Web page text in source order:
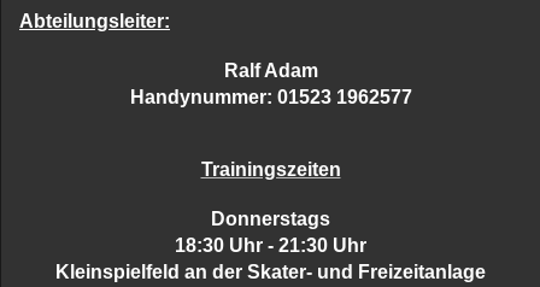
Abteilungsleiter:
Ralf Adam
Handynummer: 01523 1962577
Trainingszeiten
Donnerstags
18:30 Uhr - 21:30 Uhr
Kleinspielfeld an der Skater- und Freizeitanlage